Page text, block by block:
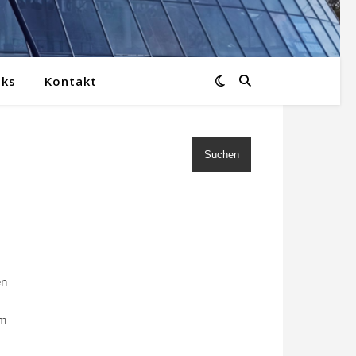
Kontakt
Suchen